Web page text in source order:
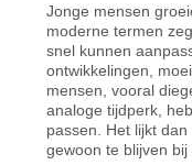
Jonge mensen
moderne termen
snel kunnen
ontwikkelingen,
mensen, vooral
analoge tijdperk,
passen. Het lijkt
gewoon te blijven bij